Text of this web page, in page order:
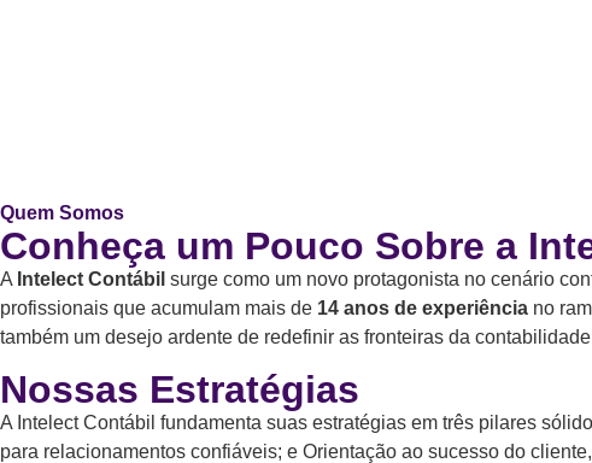
Quem Somos
Conheça um Pouco Sobre a
A Intelect Contábil surge como um novo protagonista no cenário
profissionais que acumulam mais de 14 anos de experiência no
também um desejo ardente de redefinir as fronteiras da
Nossas Estratégias
A Intelect Contábil fundamenta suas estratégias em três pilares
para relacionamentos confiáveis; e Orientação ao sucesso do